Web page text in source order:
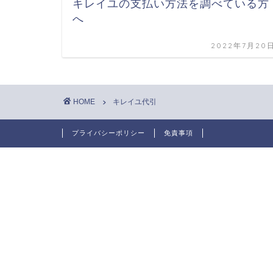
キレイユの支払い方法を調べている方
へ
2022年7月20
HOME キレイユ代引
プライバシーポリシー 免責事項